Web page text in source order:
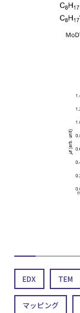
EDX TEM
マッピング